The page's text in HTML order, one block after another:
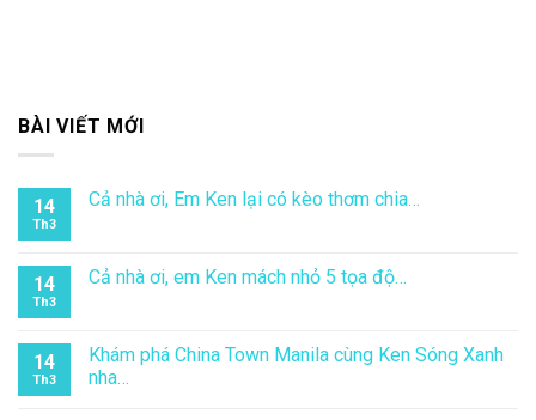
BÀI VIẾT MỚI
14
Th3
Cả nhà ơi, Em Ken lại có kèo thơm chia…
14
Th3
Cả nhà ơi, em Ken mách nhỏ 5 tọa độ…
14
Th3
Khám phá China Town Manila cùng Ken Sóng Xanh
nha…